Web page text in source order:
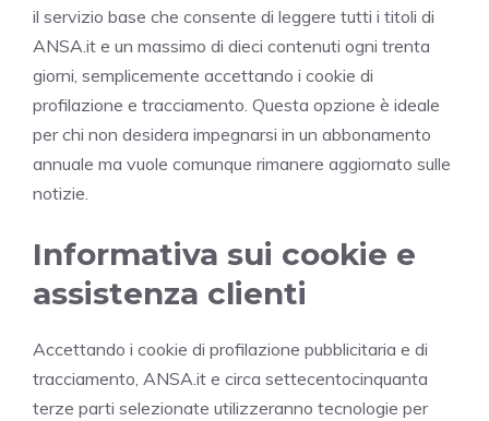
il servizio base che consente di leggere tutti i titoli di
ANSA.it e un massimo di dieci contenuti ogni trenta
giorni, semplicemente accettando i cookie di
profilazione e tracciamento. Questa opzione è ideale
per chi non desidera impegnarsi in un abbonamento
annuale ma vuole comunque rimanere aggiornato sulle
notizie.
Informativa sui cookie e
assistenza clienti
Accettando i cookie di profilazione pubblicitaria e di
tracciamento, ANSA.it e circa settecentocinquanta
terze parti selezionate utilizzeranno tecnologie per